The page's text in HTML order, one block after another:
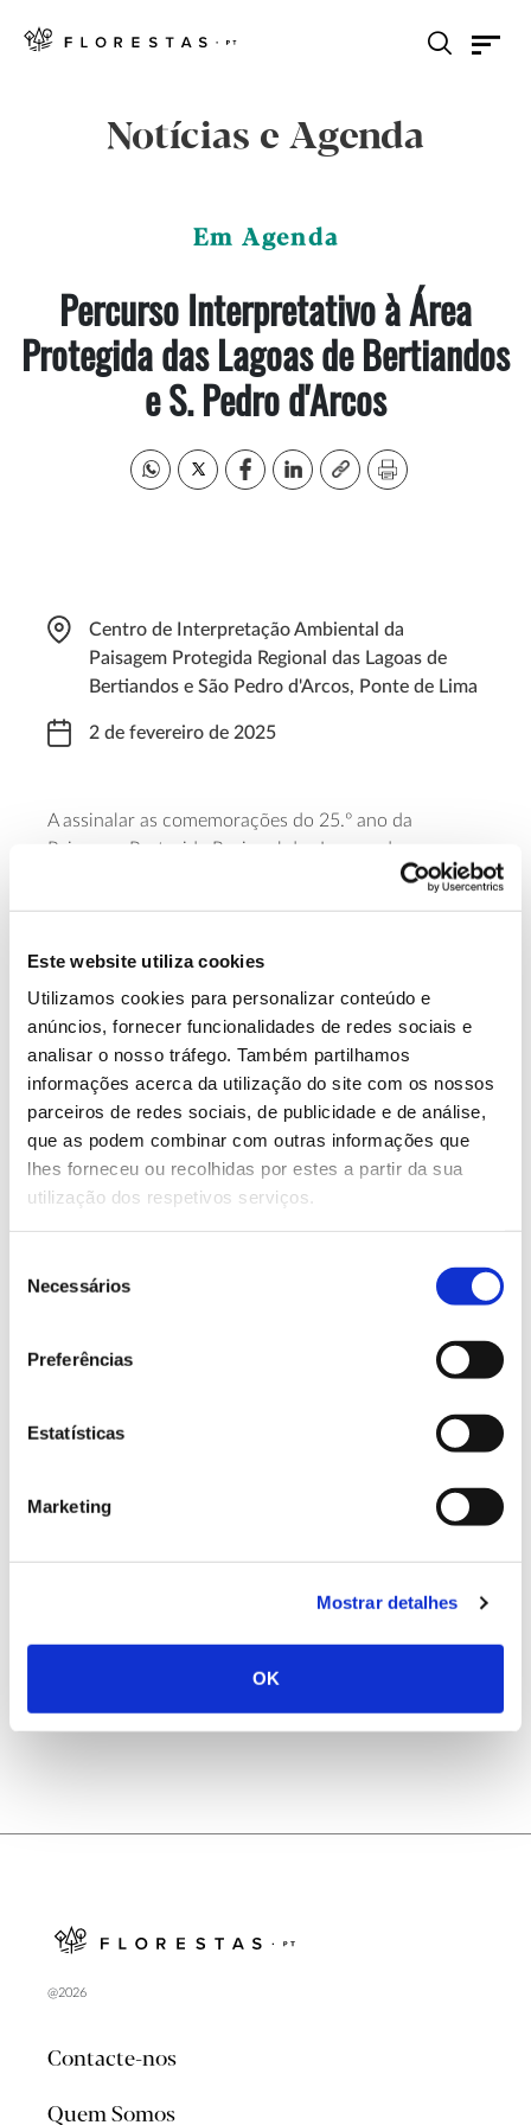
Este website utiliza cookies
Utilizamos cookies para personalizar conteúdo e
anúncios, fornecer funcionalidades de redes sociais e
analisar o nosso tráfego. Também partilhamos
informações acerca da utilização do site com os nossos
parceiros de redes sociais, de publicidade e de análise,
que as podem combinar com outras informações que
lhes forneceu ou recolhidas por estes a partir da sua
utilização dos respetivos serviços.
Necessários
Preferências
Estatísticas
Marketing
Mostrar detalhes
OK
Notícias e Agenda
Em Agenda
Percurso Interpretativo à Área
Protegida das Lagoas de Bertiandos
e S. Pedro d'Arcos
Centro de Interpretação Ambiental da
Paisagem Protegida Regional das Lagoas de
Bertiandos e São Pedro d'Arcos, Ponte de Lima
2 de fevereiro de 2025
A assinalar as comemorações do 25.º ano da
Paisagem Protegida Regional das Lagoas de
Bertiandos e São Pedro d’Arcos e o Dia Mundial das
percurso aos lagos temporários situados no coração
desta área protegida. O percurso será feito em
grupos de 50 pessoas.
Saber mais
13.07.2026
Genoma do priolo e de outras espécies em risco:
conhecer para conservar
02.07.2026
Registar galhas de Trichi em acácia-das-espigas:
cidadãos chamados a ajudar
25.06.2026
Natureza e florestas procuram jovens voluntários
no verão 2026
@2026
Contacte-nos
Quem Somos